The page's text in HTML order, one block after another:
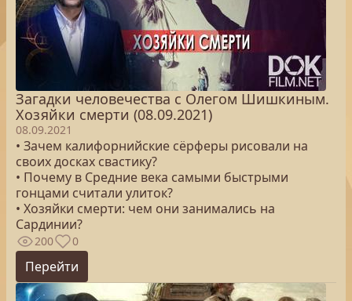
Загадки человечества с Олегом Шишкиным.
Хозяйки смерти (08.09.2021)
08.09.2021
• Зачем калифорнийские сёрферы рисовали на
своих досках свастику?
• Почему в Средние века самыми быстрыми
гонцами считали улиток?
• Хозяйки смерти: чем они занимались на
Сардинии?
200 0
Перейти